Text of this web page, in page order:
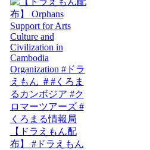
【ドラえもん配
布】 #ドラえもん